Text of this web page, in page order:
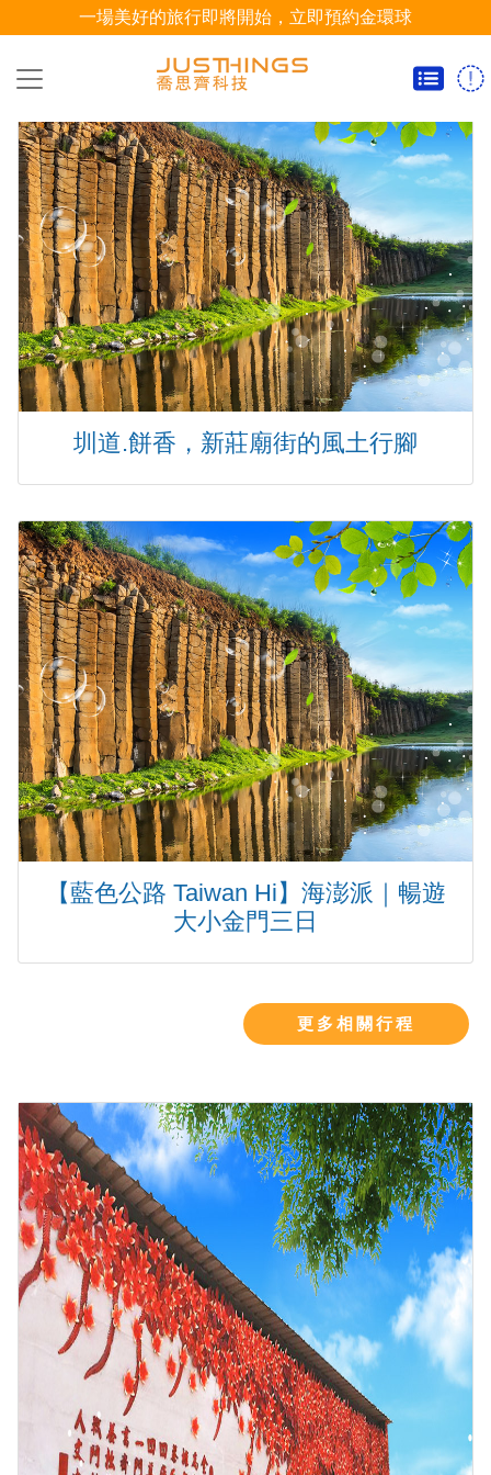
團
體
旅
遊
自
由
行
小三通
HOT
訂
購
關
我
們
一場美好的旅行即將開始，立即預約金環球
>
圳道.餅香，新莊廟街的風土行腳
【藍色公路 Taiwan Hi】海澎派｜暢遊
大小金門三日
更多相關行程